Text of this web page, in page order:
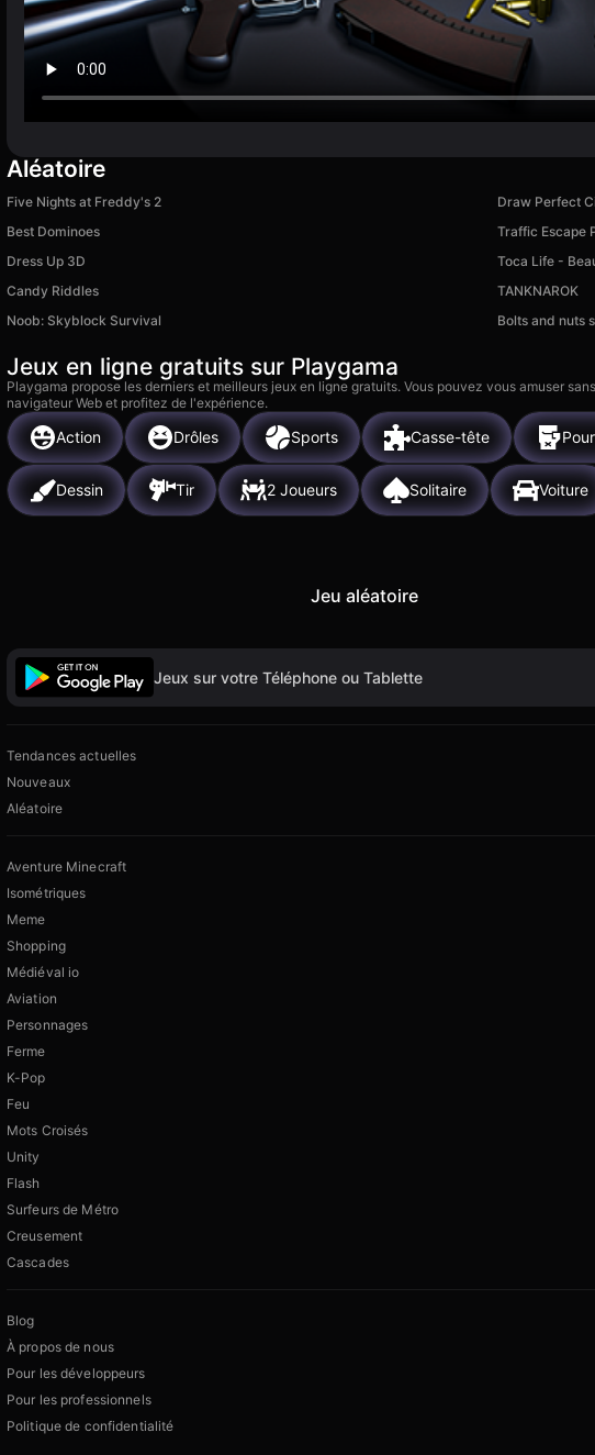
Aléatoire
Five Nights at Freddy's 2
Draw Perfect
Best Dominoes
Traffic Escape
Dress Up 3D
Toca Life -
Candy Riddles
TANKNAROK
Noob: Skyblock Survival
Bolts and nuts
Jeux en ligne gratuits sur Playgama
Playgama propose les derniers et meilleurs jeux en ligne gratuits. Vous pouvez vous amuser
navigateur Web et profitez de l'expérience.
Action Drôles Sports Casse-tête
Dessin Tir 2 Joueurs Solitaire Voiture
Jeu aléatoire
Jeux sur votre Téléphone ou Tablette
Tendances actuelles
Nouveaux
Aléatoire
Aventure Minecraft
Isométriques
Meme
Shopping
Médiéval io
Aviation
Personnages
Ferme
K-Pop
Feu
Mots Croisés
Unity
Flash
Surfeurs de Métro
Creusement
Cascades
Blog
À propos de nous
Pour les développeurs
Pour les professionnels
Politique de confidentialité